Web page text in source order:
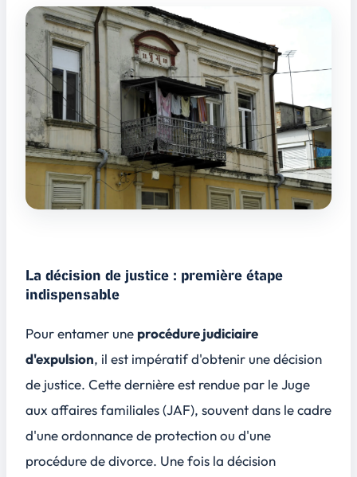
La décision de justice : première étape
indispensable
Pour entamer une procédure judiciaire
d'expulsion, il est impératif d'obtenir une décision
de justice. Cette dernière est rendue par le Juge
aux affaires familiales (JAF), souvent dans le cadre
d'uneordonnance de protectionou d'une
procédure de divorce. Une fois la décision